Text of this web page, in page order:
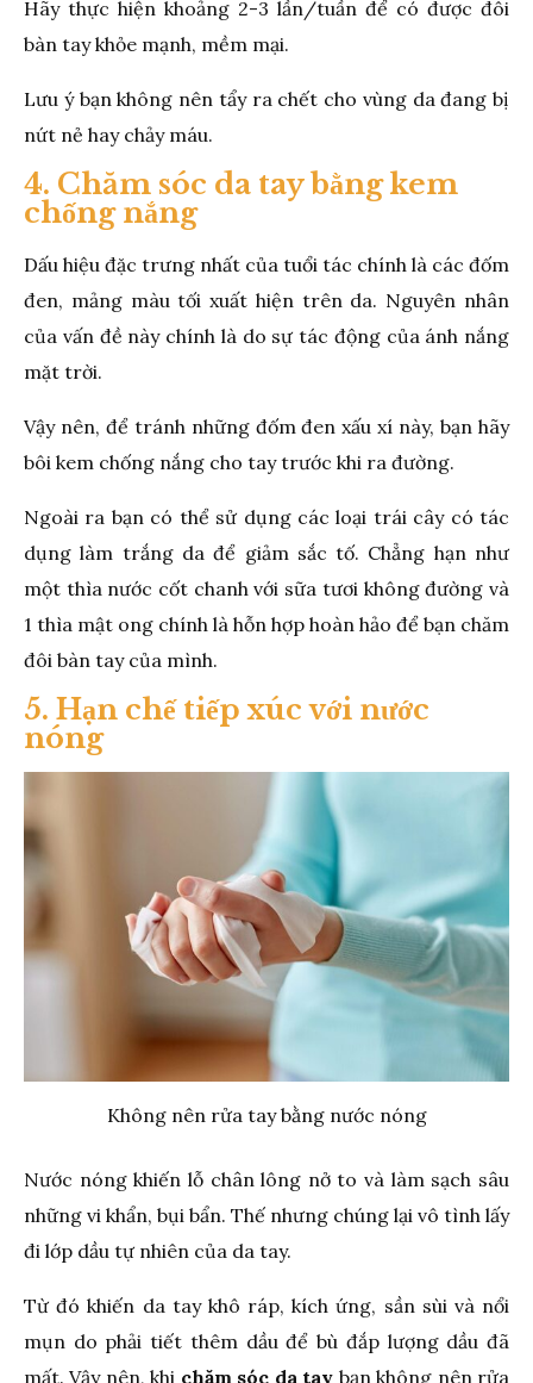
Hãy thực hiện khoảng 2-3 lần/tuần để có được đôi
bàn tay khỏe mạnh, mềm mại.
Lưu ý bạn không nên tẩy ra chết cho vùng da đang bị
nứt nẻ hay chảy máu.
4. Chăm sóc da tay bằng kem
chống nắng
Dấu hiệu đặc trưng nhất của tuổi tác chính là các đốm
đen, mảng màu tối xuất hiện trên da. Nguyên nhân
của vấn đề này chính là do sự tác động của ánh nắng
mặt trời.
Vậy nên, để tránh những đốm đen xấu xí này, bạn hãy
bôi kem chống nắng cho tay trước khi ra đường.
Ngoài ra bạn có thể sử dụng các loại trái cây có tác
dụng làm trắng da để giảm sắc tố. Chẳng hạn như
một thìa nước cốt chanh với sữa tươi không đường và
1 thìa mật ong chính là hỗn hợp hoàn hảo để bạn chăm
đôi bàn tay của mình.
5. Hạn chế tiếp xúc với nước
nóng
Không nên rửa tay bằng nước nóng
Nước nóng khiến lỗ chân lông nở to và làm sạch sâu
những vi khẩn, bụi bẩn. Thế nhưng chúng lại vô tình lấy
đi lớp dầu tự nhiên của da tay.
Từ đó khiến da tay khô ráp, kích ứng, sần sùi và nổi
mụn do phải tiết thêm dầu để bù đắp lượng dầu đã
mất. Vậy nên, khi chăm sóc da tay bạn không nên rửa